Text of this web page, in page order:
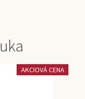
AKCIOVÁ CENA